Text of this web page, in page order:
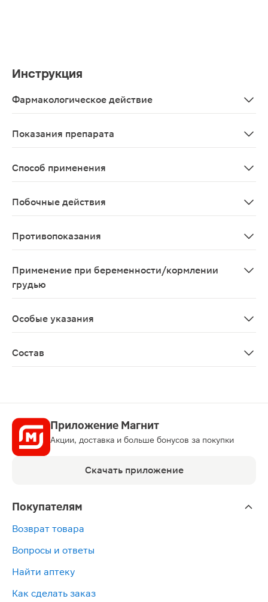
Инструкция
Фармакологическое действие
Показания препарата
Способ применения
Побочные действия
Противопоказания
Применение при беременности/кормлении
грудью
Особые указания
Состав
Приложение Магнит
Акции, доставка и больше бонусов за покупки
Скачать приложение
Покупателям
Возврат товара
Вопросы и ответы
Найти аптеку
Как сделать заказ